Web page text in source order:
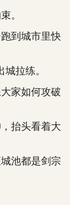
。
到城市里快
拉练。
家如何攻破
抬头看着大
池都是剑宗